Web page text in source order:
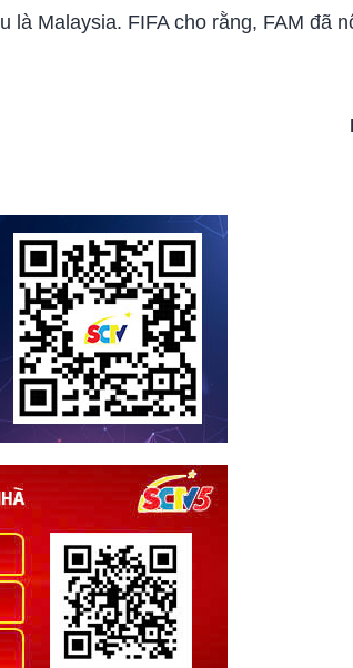
Malaysia. FIFA cho rằng, FAM đã